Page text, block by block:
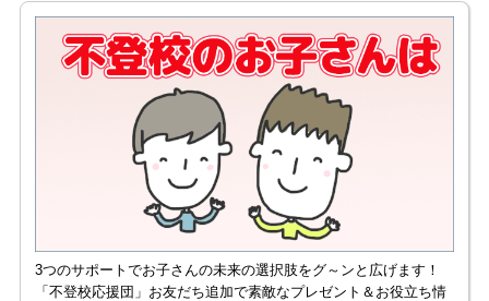
3つのサポートでお子さんの未来の選択肢をグ～ンと広げます！
「不登校応援団」お友だち追加で素敵なプレゼント＆お役立ち情